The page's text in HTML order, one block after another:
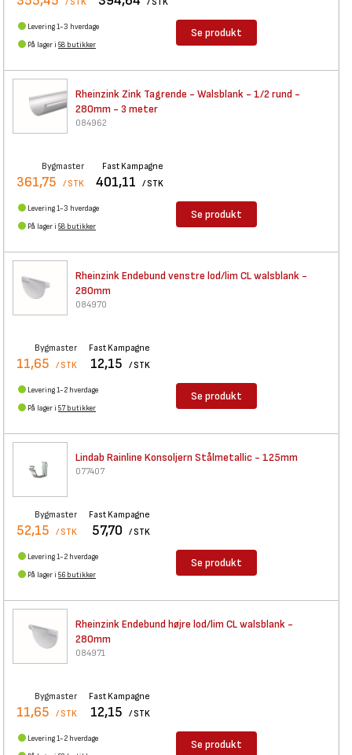
Levering 1-3 hverdage
På lager i 58 butikker
Se produkt
Rheinzink Zink Tagrende - Walsblank - 1/2 rund -
280mm - 3 meter
084962
Bygmaster
361,75 / STK
Fast Kampagne
401,11 / STK
Levering 1-3 hverdage
På lager i 58 butikker
Se produkt
Rheinzink Endebund venstre lod/lim CL walsblank -
280mm
084970
Bygmaster
11,65 / STK
Fast Kampagne
12,15 / STK
Levering 1-2 hverdage
På lager i 57 butikker
Se produkt
Lindab Rainline Konsoljern Stålmetallic - 125mm
077407
Bygmaster
52,15 / STK
Fast Kampagne
57,70 / STK
Levering 1-2 hverdage
På lager i 56 butikker
Se produkt
Rheinzink Endebund højre lod/lim CL walsblank -
280mm
084971
Bygmaster
11,65 / STK
Fast Kampagne
12,15 / STK
Levering 1-2 hverdage
Se produkt